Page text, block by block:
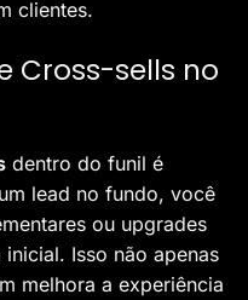
clientes.
Cross-sells no
dentro do funil é
lead no fundo, você
ou upgrades
Isso não apenas
melhora a experiência